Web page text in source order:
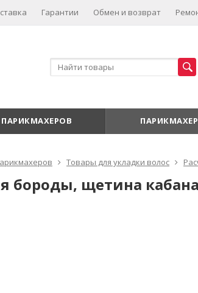
Гарантии Обмен и возврат
Товары для укладки волос
бороды, щетина